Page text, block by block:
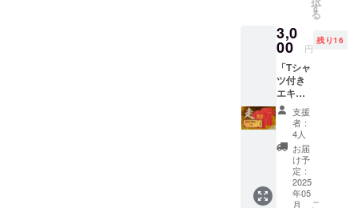
14:30頃
ト
場所：
観音寺
市総合
運動公
園 陸上
競技場
＊
参加者
は競技
開始の
30分前
には現
地に到
●5/18エ
ジョン
ゲーム
「み
んなで
走ろ
う」参
加権(当
日受付
をお願
いしま
す。)
日
時：
2025年
す
る
3,0
00 円
残り16
「Tシャ
ツ付き
エキシ
ビジョ
ンゲー
ム参加
チケッ
ト：み
んなで
走ろう
(一般の
支援
者：
4人
お届
け予
定：
2025
年05
月
こ